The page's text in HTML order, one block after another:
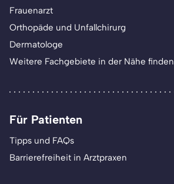
Frauenarzt
Orthopäde und Unfallchirurg
Dermatologe
Weitere Fachgebiete in der Nähe finden
Für Patienten
Tipps und FAQs
Barrierefreiheit in Arztpraxen